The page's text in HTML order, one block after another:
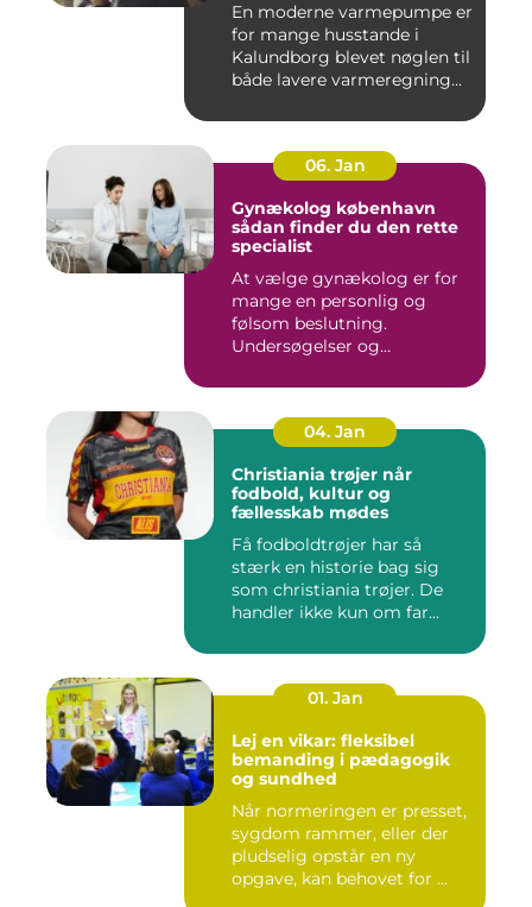
En moderne varmepumpe er
for mange husstande i
Kalundborg blevet nøglen til
både lavere varmeregning...
06. Jan
Gynækolog københavn
sådan finder du den rette
specialist
At vælge gynækolog er for
mange en personlig og
følsom beslutning.
Undersøgelser og
04. Jan
Christiania trøjer når
fodbold, kultur og
fællesskab mødes
Få fodboldtrøjer har så
stærk en historie bag sig
som christiania trøjer. De
handler ikke kun om far...
01. Jan
Lej en vikar: fleksibel
bemanding i pædagogik
og sundhed
Når normeringen er presset,
sygdom rammer, eller der
pludselig opstår en ny
opgave, kan behovet for ...